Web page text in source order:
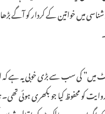
میں خواتین کے کردار کو آگے
میں” کی سب سے بڑی خوبی یہ
کو محفوظ کیا جو بکھری ہوئی